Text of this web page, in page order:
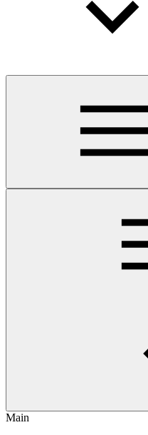
Main